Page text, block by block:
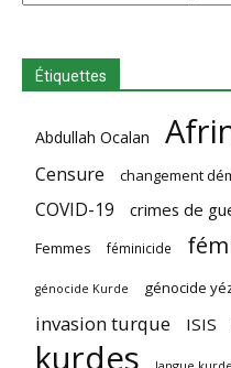
Étiquettes
Abdullah Ocalan
Censure changement
COVID-19 crimes de
Femmes féminicide
génocide Kurde génocide
invasion turque ISIS
kurdes